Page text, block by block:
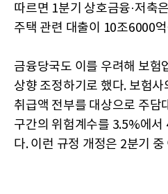
따르면 1분기 상호금융·저축
주택 관련 대출이 10조6000
금융당국도 이를 우려해 보험
상향 조정하기로 했다. 보험
취급액 전부를 대상으로 주
구간의 위험계수를 3.5%에서
다. 이런 규정 개정은 2분기